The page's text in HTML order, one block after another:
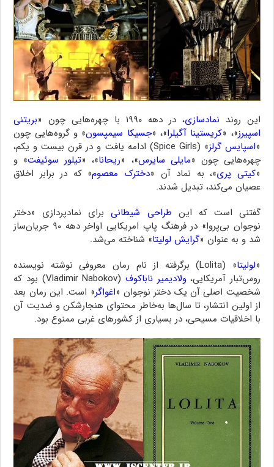
این روند نمادسازی، در دهه ۱۹۹۰ با چهره‌هایی چون «
بریتنی
اسپیرز»، «کریستینا آگیلرا»، «جسیکا سیمپسون» و گروه‌هایی چون
«اسپایس گرلز
» (Spice Girls) ادامه یافت و در قرن بیست و یکم،
چهره‌هایی چون «مایلی سایرس»، «ریحانا»، «تیلور سوئیفت» و
«کیتی پری»، به نماد آن «دخترک معصوم» که در برابر اخلاق
عصیان می‌کند، تبدیل شدند.
گفتنی است که این طراحی شیطانیبرای نمادپردازی «دختر
نوجوان بی‌پروا» در فرهنگ پاپ امریکایی اواخر دهه ۹۰ جریان‌ساز
شد و به عنوان «گرایش لولیتا» شناخته می‌شد.
«لولیتا
» (Lolita) برگرفته از نام رمان معروفی نوشته نویسنده
روس‌تبار آمریکایی،ولادیمیر ناباکوف
(Vladimir Nabokov) بود که
شخصیت اصلی آن یک دختر نوجوان «اغواگر» است. این رمان بعد
از اولین انتشار، تا سال‌ها به‌خاطر محتوای هنجارشکن و ضدیت آن
با اخلاقیات مسیحی، در بسیاری از کشورهای غربی ممنوع بود.